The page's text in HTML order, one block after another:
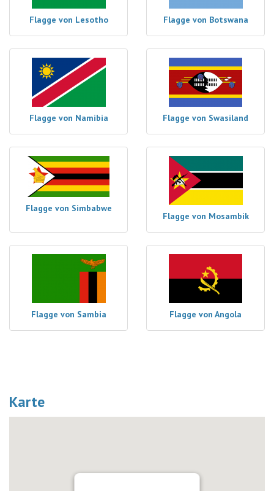
Flagge von Lesotho Flagge von Botswana
Flagge von Namibia Flagge von Swasiland
Flagge von Simbabwe
Flagge von Mosambik
Flagge von Sambia Flagge von Angola
Karte